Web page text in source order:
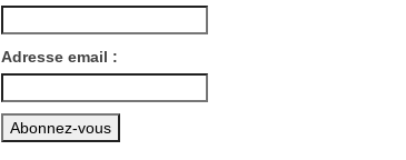
Adresse email :